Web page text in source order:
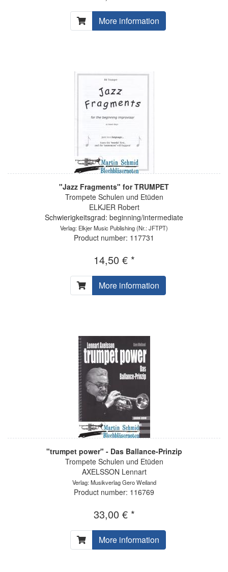
More information
"Jazz Fragments" for TRUMPET
Trompete Schulen und Etüden
ELKJER Robert
Schwierigkeitsgrad: beginning/intermediate
Verlag: Elkjer Music Publishing(Nr.: JFTPT)
Product number: 117731
14,50 € *
More information
"trumpet power" - Das Ballance-Prinzip
Trompete Schulen und Etüden
AXELSSON Lennart
Verlag: Musikverlag Gero Weiland
Product number: 116769
33,00 € *
More information